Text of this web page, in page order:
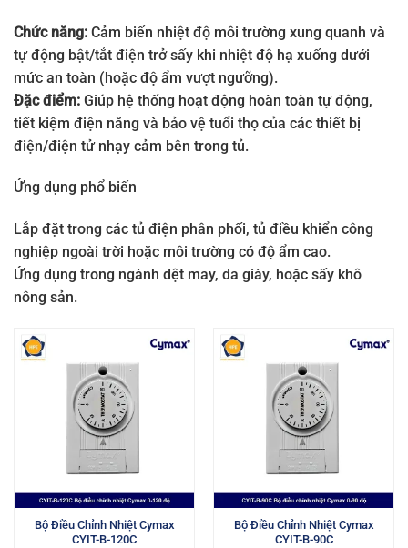
Chức năng: Cảm biến nhiệt độ môi trường xung quanh và
tự động bật/tắt điện trở sấy khi nhiệt độ hạ xuống dưới
mức an toàn (hoặc độ ẩm vượt ngưỡng).
Đặc điểm: Giúp hệ thống hoạt động hoàn toàn tự động,
tiết kiệm điện năng và bảo vệ tuổi thọ của các thiết bị
điện/điện tử nhạy cảm bên trong tủ.
Ứng dụng phổ biến
Lắp đặt trong các tủ điện phân phối, tủ điều khiển công
nghiệp ngoài trời hoặc môi trường có độ ẩm cao.
Ứng dụng trong ngành dệt may, da giày, hoặc sấy khô
nông sản.
Bộ Điều Chỉnh Nhiệt Cymax
CYIT-B-120C
Bộ Điều Chỉnh Nhiệt Cymax
CYIT-B-90C